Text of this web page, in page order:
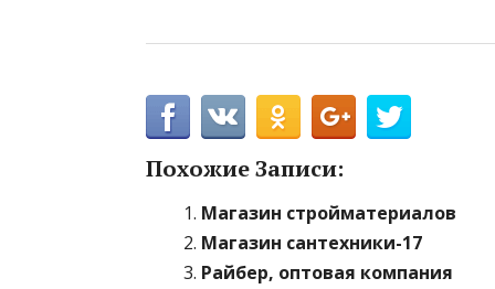
Похожие Записи:
Магазин стройматериалов
Магазин сантехники-17
Райбер, оптовая компания